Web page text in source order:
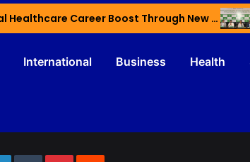
Haryana’s Youth Gain Global Healthcare Career Boost Through New Skilling Partnership
International Business Health